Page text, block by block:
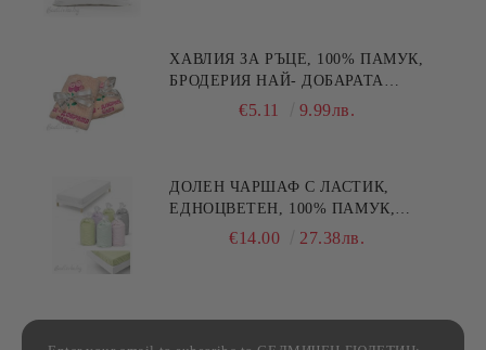
ХАВЛИЯ ЗА РЪЦЕ, 100% ПАМУК,
БРОДЕРИЯ НАЙ- ДОБАРАТА
МАЙКА/БАБА , РАЗМЕР:
€5.11 9.99лв.
ДОЛЕН ЧАРШАФ С ЛАСТИК,
ЕДНОЦВЕТЕН, 100% ПАМУК,
РАЗЛИЧНИ РАЗМЕРИ
€14.00 27.38лв.